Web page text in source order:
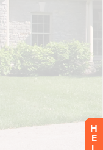
H
E